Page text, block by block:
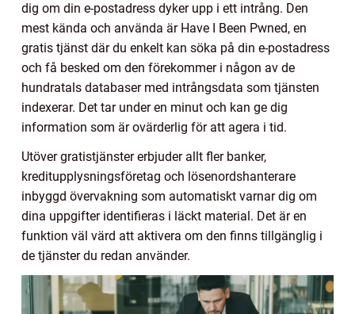
dig om din e-postadress dyker upp i ett intrång. Den
mest kända och använda är Have I Been Pwned, en
gratis tjänst där du enkelt kan söka på din e-postadress
och få besked om den förekommer i någon av de
hundratals databaser med intrångsdata som tjänsten
indexerar. Det tar under en minut och kan ge dig
information som är ovärderlig för att agera i tid.
Utöver gratistjänster erbjuder allt fler banker,
kreditupplysningsföretag och lösenordshanterare
inbyggd övervakning som automatiskt varnar dig om
dina uppgifter identifieras i läckt material. Det är en
funktion väl värd att aktivera om den finns tillgänglig i
de tjänster du redan använder.